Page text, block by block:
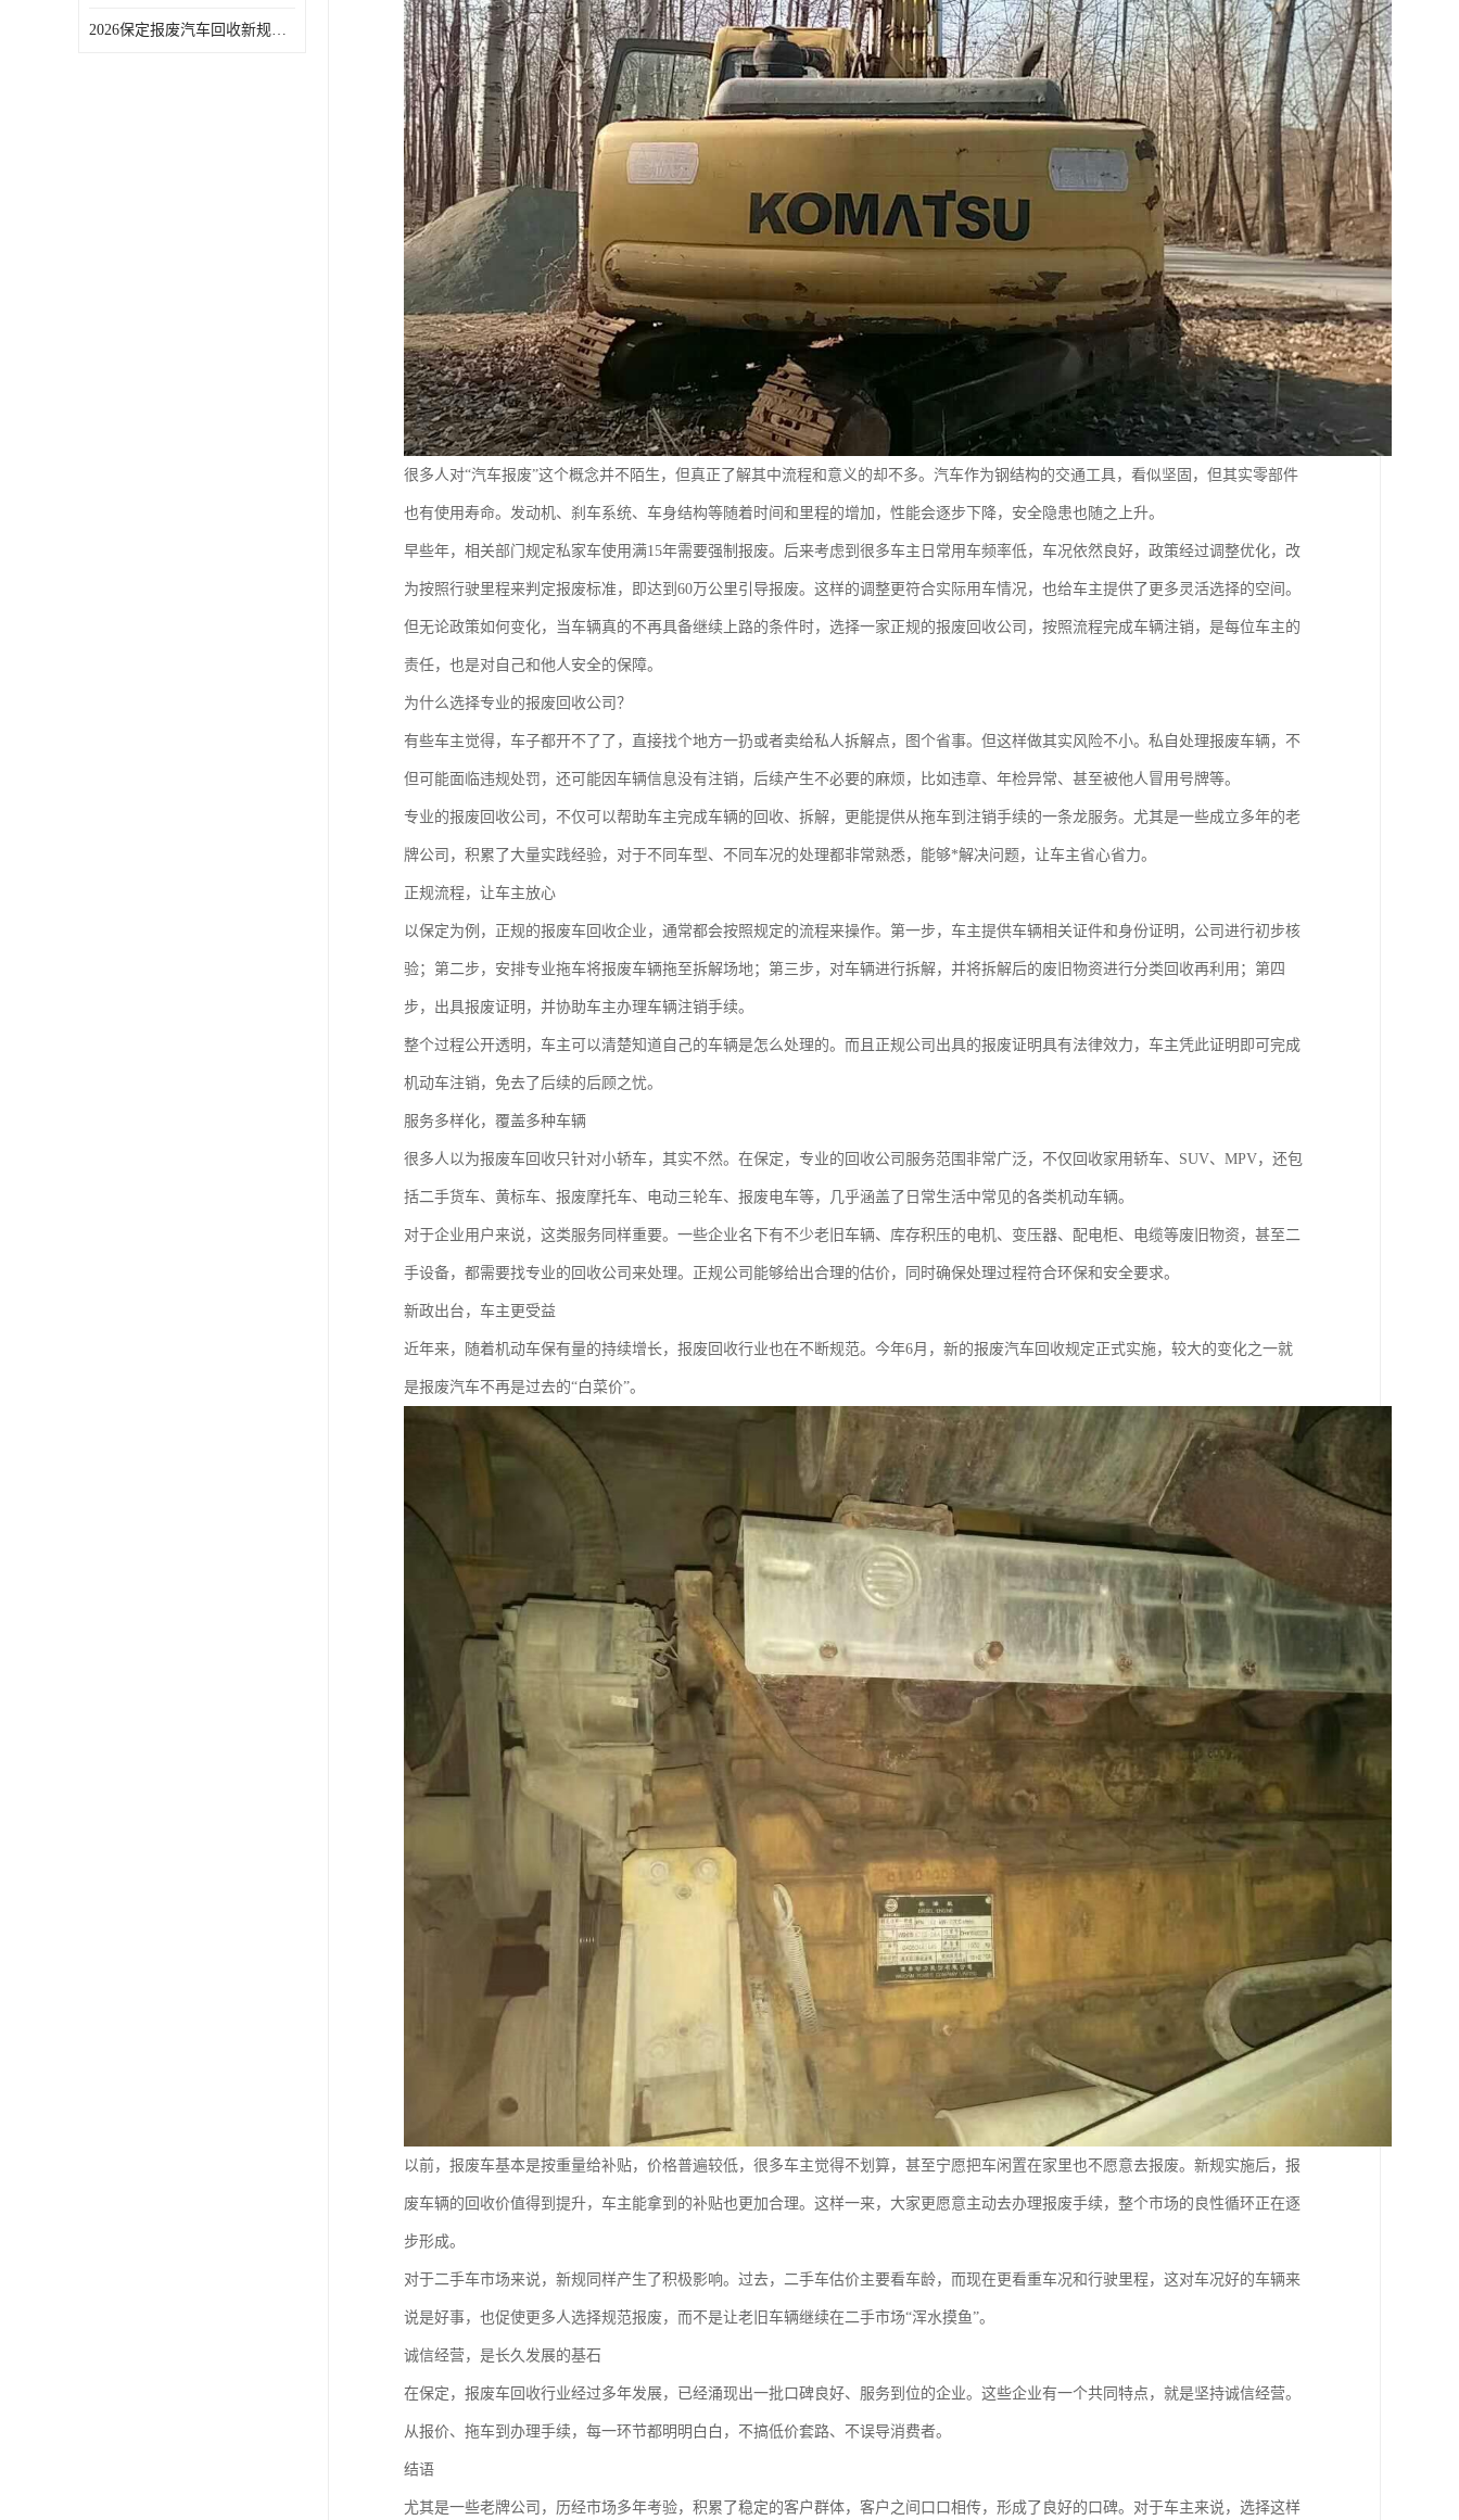
2026保定报废汽车回收新规解读车主必看
很多人对“汽车报废”这个概念并不陌生，但真正了解其中流程和意义的却不多。汽车作为钢结构的交通工具，看似坚固，但其实零部件
也有使用寿命。发动机、刹车系统、车身结构等随着时间和里程的增加，性能会逐步下降，安全隐患也随之上升。
早些年，相关部门规定私家车使用满15年需要强制报废。后来考虑到很多车主日常用车频率低，车况依然良好，政策经过调整优化，改
为按照行驶里程来判定报废标准，即达到60万公里引导报废。这样的调整更符合实际用车情况，也给车主提供了更多灵活选择的空间。
但无论政策如何变化，当车辆真的不再具备继续上路的条件时，选择一家正规的报废回收公司，按照流程完成车辆注销，是每位车主的
责任，也是对自己和他人安全的保障。
为什么选择专业的报废回收公司？
有些车主觉得，车子都开不了了，直接找个地方一扔或者卖给私人拆解点，图个省事。但这样做其实风险不小。私自处理报废车辆，不
但可能面临违规处罚，还可能因车辆信息没有注销，后续产生不必要的麻烦，比如违章、年检异常、甚至被他人冒用号牌等。
专业的报废回收公司，不仅可以帮助车主完成车辆的回收、拆解，更能提供从拖车到注销手续的一条龙服务。尤其是一些成立多年的老
牌公司，积累了大量实践经验，对于不同车型、不同车况的处理都非常熟悉，能够*解决问题，让车主省心省力。
正规流程，让车主放心
以保定为例，正规的报废车回收企业，通常都会按照规定的流程来操作。第一步，车主提供车辆相关证件和身份证明，公司进行初步核
验；第二步，安排专业拖车将报废车辆拖至拆解场地；第三步，对车辆进行拆解，并将拆解后的废旧物资进行分类回收再利用；第四
步，出具报废证明，并协助车主办理车辆注销手续。
整个过程公开透明，车主可以清楚知道自己的车辆是怎么处理的。而且正规公司出具的报废证明具有法律效力，车主凭此证明即可完成
机动车注销，免去了后续的后顾之忧。
服务多样化，覆盖多种车辆
很多人以为报废车回收只针对小轿车，其实不然。在保定，专业的回收公司服务范围非常广泛，不仅回收家用轿车、SUV、MPV，还包
括二手货车、黄标车、报废摩托车、电动三轮车、报废电车等，几乎涵盖了日常生活中常见的各类机动车辆。
对于企业用户来说，这类服务同样重要。一些企业名下有不少老旧车辆、库存积压的电机、变压器、配电柜、电缆等废旧物资，甚至二
手设备，都需要找专业的回收公司来处理。正规公司能够给出合理的估价，同时确保处理过程符合环保和安全要求。
新政出台，车主更受益
近年来，随着机动车保有量的持续增长，报废回收行业也在不断规范。今年6月，新的报废汽车回收规定正式实施，较大的变化之一就
是报废汽车不再是过去的“白菜价”。
以前，报废车基本是按重量给补贴，价格普遍较低，很多车主觉得不划算，甚至宁愿把车闲置在家里也不愿意去报废。新规实施后，报
废车辆的回收价值得到提升，车主能拿到的补贴也更加合理。这样一来，大家更愿意主动去办理报废手续，整个市场的良性循环正在逐
步形成。
对于二手车市场来说，新规同样产生了积极影响。过去，二手车估价主要看车龄，而现在更看重车况和行驶里程，这对车况好的车辆来
说是好事，也促使更多人选择规范报废，而不是让老旧车辆继续在二手市场“浑水摸鱼”。
诚信经营，是长久发展的基石
在保定，报废车回收行业经过多年发展，已经涌现出一批口碑良好、服务到位的企业。这些企业有一个共同特点，就是坚持诚信经营。
从报价、拖车到办理手续，每一环节都明明白白，不搞低价套路、不误导消费者。
结语
尤其是一些老牌公司，历经市场多年考验，积累了稳定的客户群体，客户之间口口相传，形成了良好的口碑。对于车主来说，选择这样